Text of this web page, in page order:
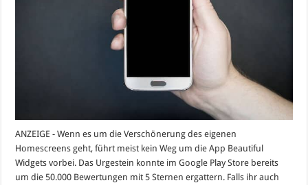
ANZEIGE - Wenn es um die Verschönerung des eigenen
Homescreens geht, führt meist kein Weg um die App Beautiful
Widgets vorbei. Das Urgestein konnte im Google Play Store bereits
um die 50.000 Bewertungen mit 5 Sternen ergattern. Falls ihr auch